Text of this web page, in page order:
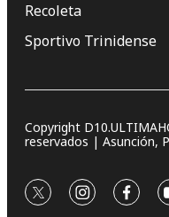
Recoleta
Sportivo Trinidense
Copyright
reservados | Asunción,
twitterinstagram